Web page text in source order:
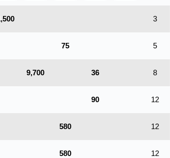
3
75 5
9,700 36 8
90 12
580 12
580 12